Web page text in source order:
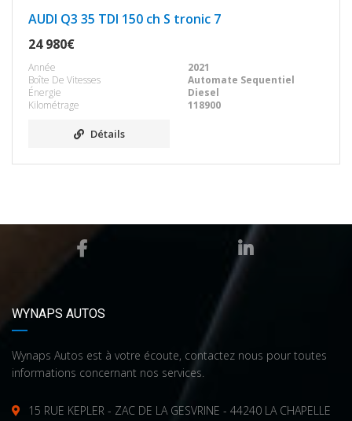
AUDI Q3 35 TDI 150 ch S tronic 7
24 980€
Année
2021
Boîte De Vitesses
Automate Sequentiel
Énergie
Diesel
Kilométrage
118900
Détails
WYNAPS AUTOS
Wynaps Autos est à votre écoute, contactez nous pour toutes
informations concernant nos services.
15 RUE KEPLER - ZAC DE LA GESVRINE - 44240 LA CHAPELLE